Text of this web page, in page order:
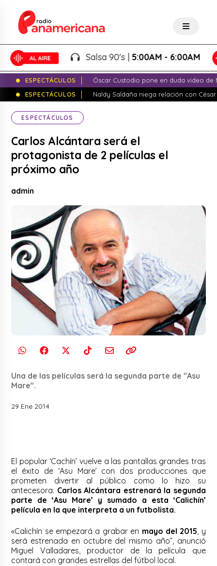
Salsa 90's |5:00AM - 6:00AM
ESPECTÁCULOS
Óscar Custodio pone en duda video de
ESPECTÁCULOS
Naldy Saldaña niega relación con
ESPECTÁCULOS
Carlos Alcántara será el
protagonista de 2 películas el
próximo año
admin
Una de las películas será la segunda parte de "Asu
Mare".
29 Ene 2014
El popular ‘Cachín’ vuelve a las pantallas grandes tras
el éxito de ‘Asu Mare’ con dos producciones que
prometen divertir al público como lo hizo su
antecesora. Carlos Alcántara estrenará la segunda
parte de ‘Asu Mare’ y sumado a esta ‘Calichín’
película en la que interpreta a un futbolista.
«Calichín se empezará a grabar en mayo del 2015, y
será estrenada en octubre del mismo año”, anunció
Miguel Valladares, productor de la película que
contará con grandes estrellas del fútbol local.